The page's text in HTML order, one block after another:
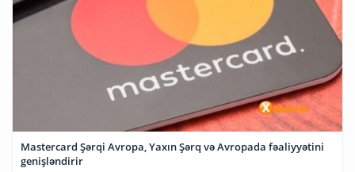
Mastercard Şərqi Avropa, Yaxın Şərq və Avropada fəaliyyətini
genişləndirir